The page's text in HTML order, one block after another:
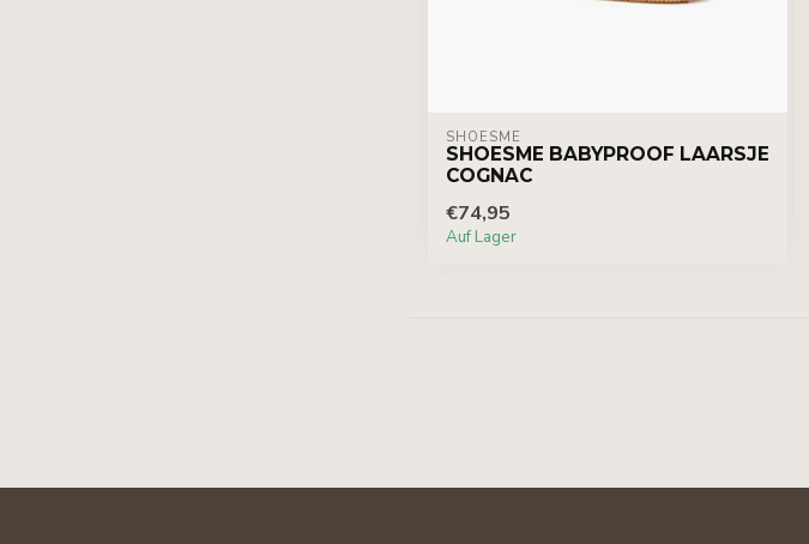
SHOESME
SHOESME BABYPROOF LAARSJE
COGNAC
€74,95
Auf Lager